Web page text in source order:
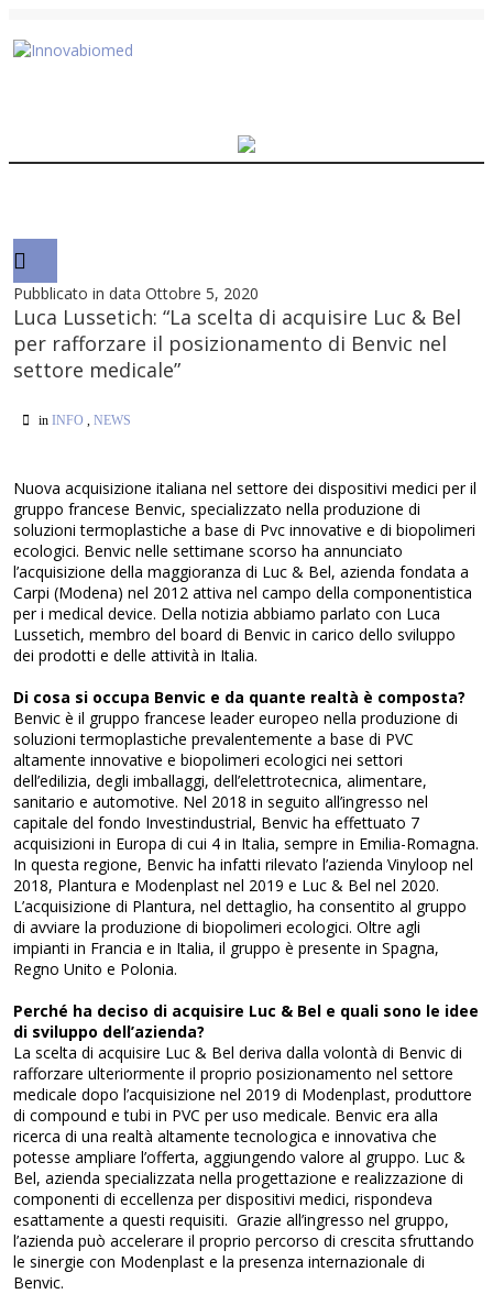
Pubblicato in data Ottobre 5, 2020
Luca Lussetich: “La scelta di acquisire Luc & Bel
per rafforzare il posizionamento di Benvic nel
settore medicale”
inINFO ,NEWS
Nuova acquisizione italiana nel settore dei dispositivi medici per il
gruppo francese Benvic, specializzato nella produzione di
soluzioni termoplastiche a base di Pvc innovative e di biopolimeri
ecologici. Benvic nelle settimane scorso ha annunciato
l’acquisizione della maggioranza di Luc & Bel, azienda fondata a
Carpi (Modena) nel 2012 attiva nel campo della componentistica
per i medical device. Della notizia abbiamo parlato con Luca
Lussetich, membro del board di Benvic in carico dello sviluppo
dei prodotti e delle attività in Italia.
Di cosa si occupa Benvic e da quante realtà è composta?
Benvic è il gruppo francese leader europeo nella produzione di
soluzioni termoplastiche prevalentemente a base di PVC
altamente innovative e biopolimeri ecologici nei settori
dell’edilizia, degli imballaggi, dell’elettrotecnica, alimentare,
sanitario e automotive. Nel 2018 in seguito all’ingresso nel
capitale del fondo Investindustrial, Benvic ha effettuato 7
acquisizioni in Europa di cui 4 in Italia, sempre in Emilia-Romagna.
In questa regione, Benvic ha infatti rilevato l’azienda Vinyloop nel
2018, Plantura e Modenplast nel 2019 e Luc & Bel nel 2020.
L’acquisizione di Plantura, nel dettaglio, ha consentito al gruppo
di avviare la produzione di biopolimeri ecologici. Oltre agli
impianti in Francia e in Italia, il gruppo è presente in Spagna,
Regno Unito e Polonia.
Perché ha deciso di acquisire Luc & Bel e quali sono le idee
di sviluppo dell’azienda?
La scelta di acquisire Luc & Bel deriva dalla volontà di Benvic di
rafforzare ulteriormente il proprio posizionamento nel settore
medicale dopo l’acquisizione nel 2019 di Modenplast, produttore
di compound e tubi in PVC per uso medicale. Benvic era alla
ricerca di una realtà altamente tecnologica e innovativa che
potesse ampliare l’offerta, aggiungendo valore al gruppo. Luc &
Bel, azienda specializzata nella progettazione e realizzazione di
componenti di eccellenza per dispositivi medici, rispondeva
esattamente a questi requisiti. Grazie all’ingresso nel gruppo,
l’azienda può accelerare il proprio percorso di crescita sfruttando
le sinergie con Modenplast e la presenza internazionale di
Benvic.